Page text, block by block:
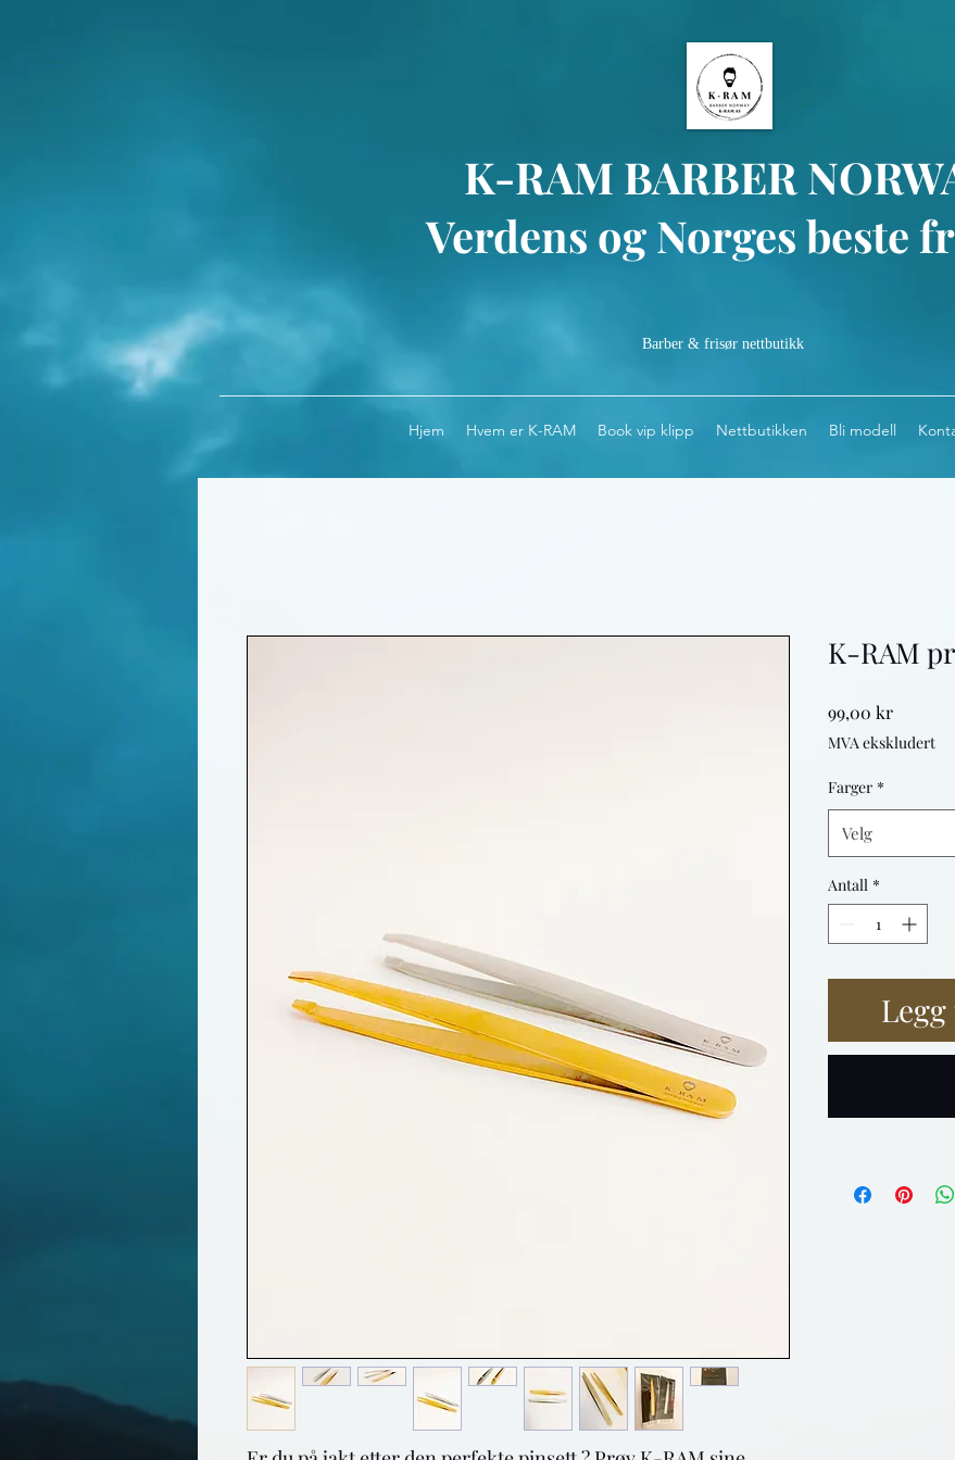
K-RAM BARBER
Verdens og Norges beste
Barber & frisør nettbutikk
Hjem Hvem er K-RAM Book vip klipp Nettbutikken Bli modell
K-RAM
99,00 krPris
MVA ekskludert
Farger *
Velg
Antall *